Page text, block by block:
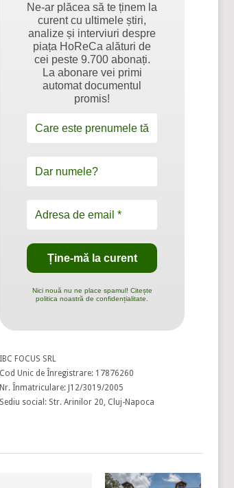
Ne-ar plăcea să te ținem la
curent cu ultimele știri,
analize și interviuri despre
piața HoReCa alături de
cei peste 9.700 abonați.
La abonare vei primi
automat documentul
promis!
Nici nouă nu ne place spamul! Citește
politica noastră de confidențialitate.
IBC FOCUS SRL
Cod Unic de Înregistrare: 17876260
Nr. Înmatriculare: J12/3019/2005
Sediu social: Str. Arinilor 20, Cluj-Napoca